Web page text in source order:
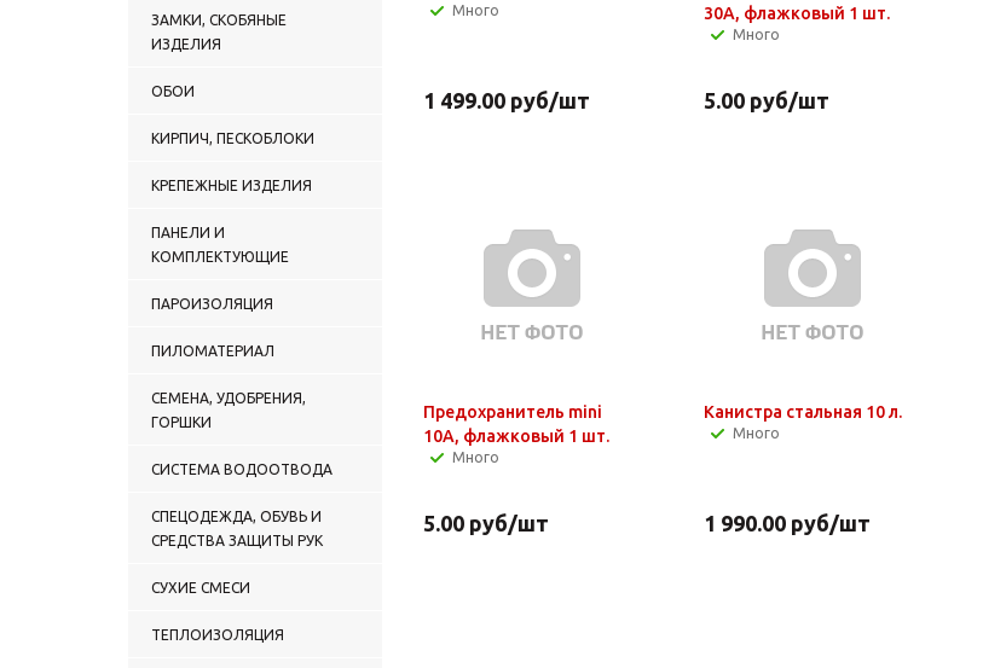
ЗАМКИ, СКОБЯНЫЕ
ИЗДЕЛИЯ
ОБОИ
КИРПИЧ, ПЕСКОБЛОКИ
КРЕПЕЖНЫЕ ИЗДЕЛИЯ
ПАНЕЛИ И
КОМПЛЕКТУЮЩИЕ
ПАРОИЗОЛЯЦИЯ
ПИЛОМАТЕРИАЛ
СЕМЕНА, УДОБРЕНИЯ,
ГОРШКИ
СИСТЕМА ВОДООТВОДА
СПЕЦОДЕЖДА, ОБУВЬ И
СРЕДСТВА ЗАЩИТЫ РУК
СУХИЕ СМЕСИ
ТЕПЛОИЗОЛЯЦИЯ
Много
1 499.00 руб/шт
30А, флажковый 1 шт.
Много
5.00руб/шт
Предохранитель mini
10А, флажковый 1 шт.
Много
5.00 руб/шт
Канистра стальная 10 л.
Много
1 990.00руб/шт